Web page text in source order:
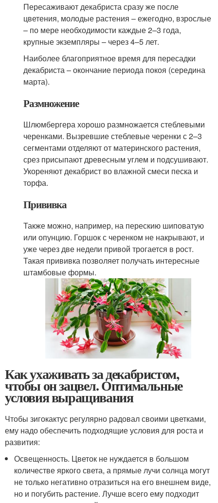
Пересаживают декабриста сразу же после
цветения, молодые растения – ежегодно, взрослые
– по мере необходимости каждые 2–3 года,
крупные экземпляры – через 4–5 лет.
Наиболее благоприятное время для пересадки
декабриста – окончание периода покоя (середина
марта).
Размножение
Шлюмбергера хорошо размножается стеблевыми
черенками. Вызревшие стеблевые черенки с 2–3
сегментами отделяют от материнского растения,
срез присыпают древесным углем и подсушивают.
Укореняют декабрист во влажной смеси песка и
торфа.
Прививка
Также можно, например, на перескию шиповатую
или опунцию. Горшок с черенком не накрывают, и
уже через две недели привой трогается в рост.
Такая прививка позволяет получать интересные
штамбовые формы.
Как ухаживать за декабристом,
чтобы он зацвел. Оптимальные
условия выращивания
Чтобы зигокактус регулярно радовал своими цветками,
ему надо обеспечить подходящие условия для роста и
развития:
Освещенность. Цветок не нуждается в большом
количестве яркого света, а прямые лучи солнца могут
не только негативно отразиться на его внешнем виде,
но и погубить растение. Лучше всего ему подходит